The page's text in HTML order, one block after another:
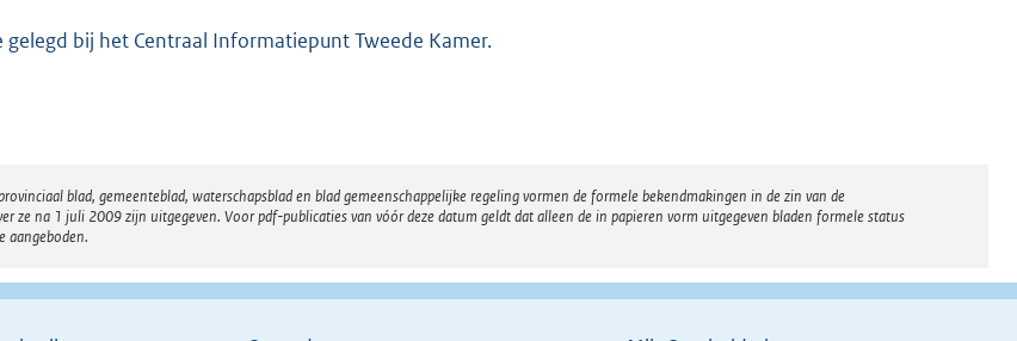
gelegd bij het Centraal Informatiepunt Tweede Kamer.
blad, gemeenteblad, waterschapsblad en blad gemeenschappelijke regeling vormen de formele bekendmakingen in de zin van de
ze na 1 juli 2009 zijn uitgegeven. Voor pdf-publicaties van vóór deze datum geldt dat alleen de in papieren vorm uitgegeven bladen formele status
aangeboden.